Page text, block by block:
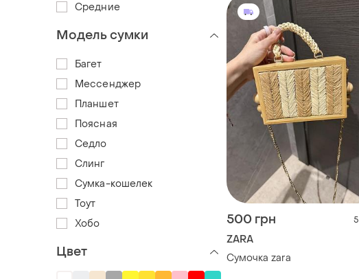
500 грн 5
ZARA
Сумочка zara
Средние
Модель сумки
Багет
Мессенджер
Планшет
Поясная
Седло
Слинг
Сумка-кошелек
Тоут
Хобо
Цвет